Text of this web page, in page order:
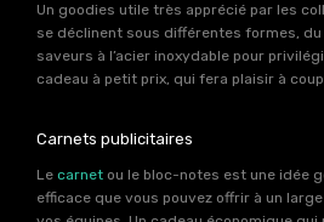
Un goodies utile très apprécié par les
se déclinent sous différentes formes,
saveurs à l’acier inoxydable pour
cadeau à petit prix, qui fera plaisir à
Carnets publicitaires
Le carnet ou le bloc-notes est une idée
efficace que vous pouvez offrir à un